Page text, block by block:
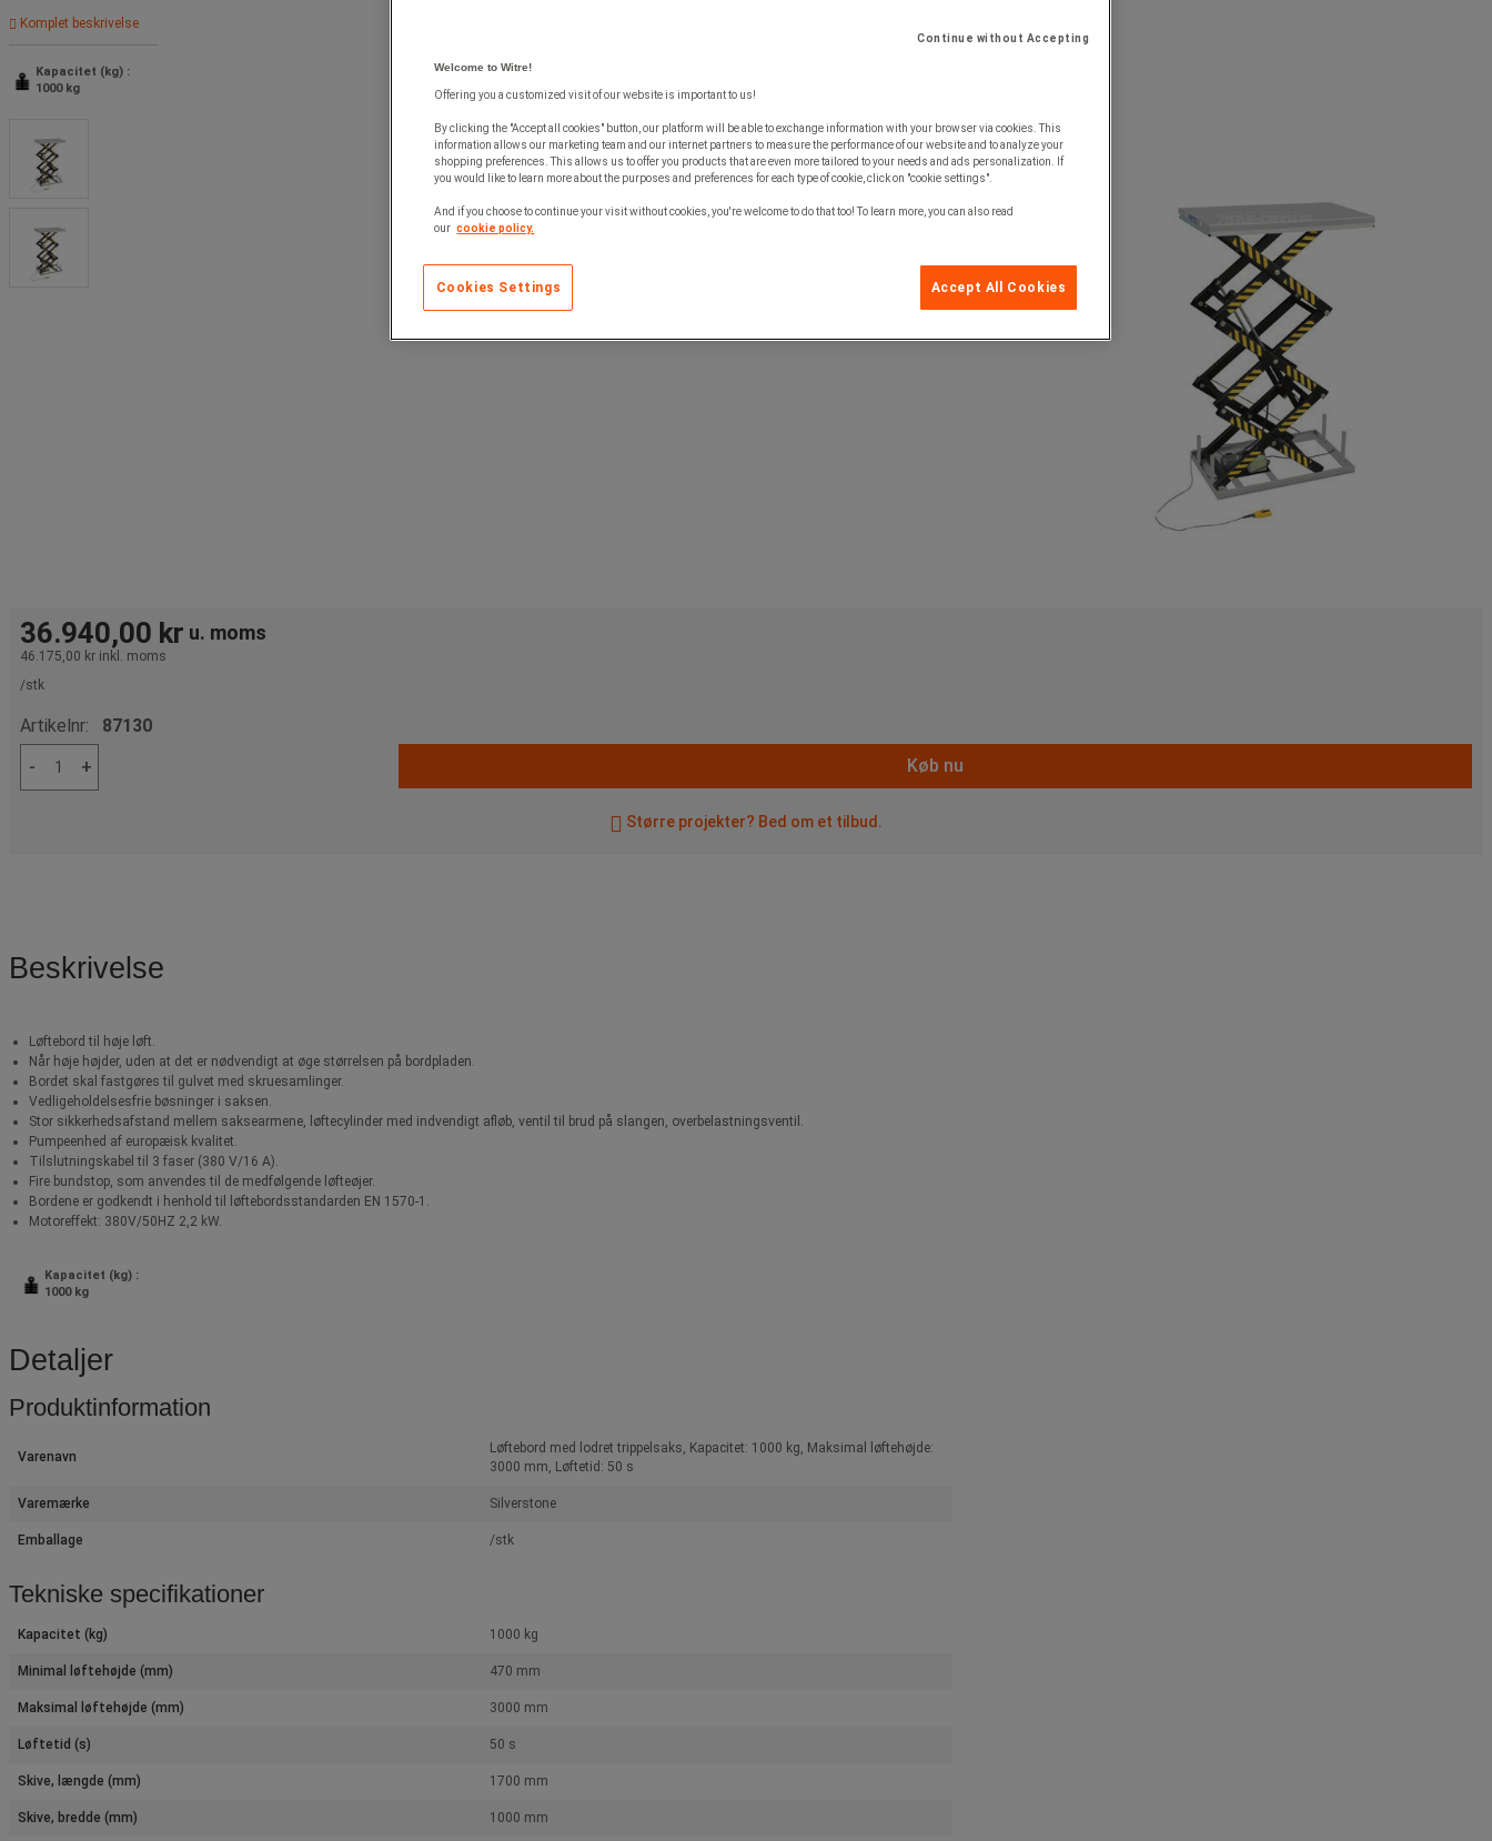
Komplet beskrivelse
Kapacitet (kg) :
1000 kg
36.940,00 kr u. moms
46.175,00 kr inkl. moms
/stk
Artikelnr: 87130
-
+ Køb nu
Større projekter? Bed om et tilbud.
Beskrivelse
Løftebord til høje løft.
Når høje højder, uden at det er nødvendigt at øge størrelsen på bordpladen.
Bordet skal fastgøres til gulvet med skruesamlinger.
Vedligeholdelsesfrie bøsninger i saksen.
Stor sikkerhedsafstand mellem saksearmene, løftecylinder med indvendigt afløb, ventil til brud på slangen, overbelastningsventil.
Pumpeenhed af europæisk kvalitet.
Tilslutningskabel til 3 faser (380 V/16 A).
Fire bundstop, som anvendes til de medfølgende løfteøjer.
Bordene er godkendt i henhold til løftebordsstandarden EN 1570-1.
Motoreffekt: 380V/50HZ 2,2 kW.
Kapacitet (kg) :
1000 kg
Detaljer
Produktinformation
Varenavn
Løftebord med lodret trippelsaks, Kapacitet: 1000 kg, Maksimal løftehøjde:
3000 mm, Løftetid: 50 s
Varemærke Silverstone
Emballage /stk
Tekniske specifikationer
Kapacitet (kg) 1000 kg
Minimal løftehøjde (mm) 470 mm
Maksimal løftehøjde (mm) 3000 mm
Løftetid (s) 50 s
Skive, længde (mm) 1700 mm
Skive, bredde (mm) 1000 mm
Continue without Accepting
Welcome to Witre!
Offering you a customized visit of our website is important to us!
By clicking the "Accept all cookies" button, our platform will be able to exchange information with your browser via cookies. This
information allows our marketing team and our internet partners to measure the performance of our website and to analyze your
shopping preferences. This allows us to offer you products that are even more tailored to your needs and ads personalization. If
you would like to learn more about the purposes and preferences for each type of cookie, click on "cookie settings".
And if you choose to continue your visit without cookies, you're welcome to do that too! To learn more, you can also read
our cookie policy.
Accept All Cookies
Cookies Settings